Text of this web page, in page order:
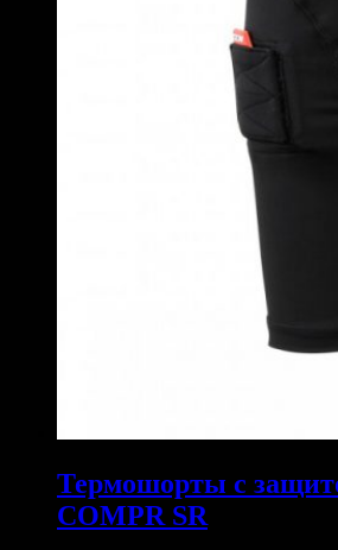
Термошорты с
COMPR SR